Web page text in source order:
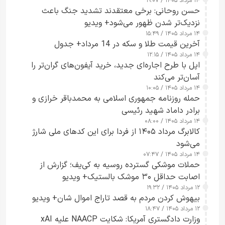
حسن روحانی: برخی معتقدند تشدید جنگ باعث
نزدیک‌تر شدن ظهور می‌شود+ ویدیو
۱۴ مرداد ۱۴۰۵ / ۱۵:۴۹
آخرین قیمت طلا و سکه در 14 مرداد+ جدول
۱۴ مرداد ۱۴۰۵ / ۱۲:۱۵
اپل با طرح اجاره‌ای جدید، خرید آیفون‌های گران‌تر را
آسان‌تر می‌کند
۱۴ مرداد ۱۴۰۵ / ۱۰:۰۵
حمله روزنامه جمهوری اسلامی به محمدباقر خرازی و
برادر داماد شهید رئیسی
۱۴ مرداد ۱۴۰۵ / ۰۸:۰۰
کالابرگ مرداد ۱۴۰۵ از فردا برای این کدهای ملی شارژ
می‌شود
۱۴ مرداد ۱۴۰۵ / ۰۷:۴۷
حملات موشکی گسترده روسیه به کی‌یف؛ گزارش از
اصابت حداقل ۳۰ موشک بالستیک+ ویدیو
۱۲ مرداد ۱۴۰۵ / ۱۹:۳۲
بیهوش کردن مردم به قصد تاراج اموال شان+ ویدیو
۱۲ مرداد ۱۴۰۵ / ۱۸:۴۷
وزارت دادگستری آمریکا: شکایت NAACP علیه xAI